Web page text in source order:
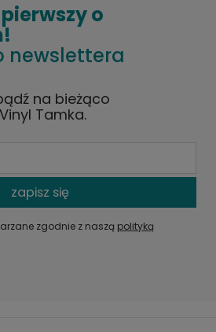
o
newslettera
na bieżąco
Tamka.
zapisz się
zgodnie z naszą polityką